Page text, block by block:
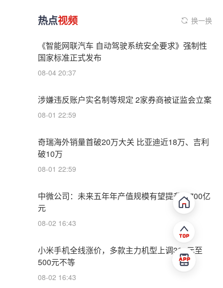
热点视频 换一换
《智能网联汽车 自动驾驶系统安全要求》强制性
国家标准正式发布
08-04 20:37
涉嫌违反账户实名制等规定 2家券商被证监会立案
08-01 22:59
奇瑞海外销量首破20万大关 比亚迪近18万、吉利
破10万
08-01 22:59
中微公司：未来五年年产值规模有望提升至700亿
元
08-02 16:43
小米手机全线涨价，多款主力机型上调300元至
500元不等
08-02 16:43